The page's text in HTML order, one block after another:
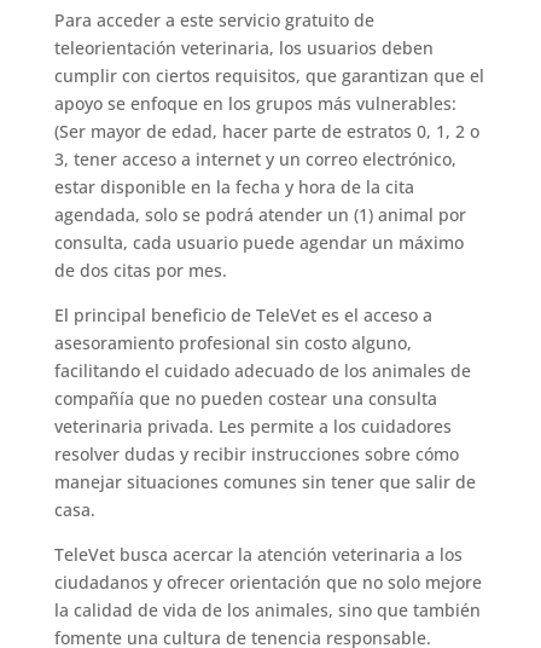
Para acceder a este servicio gratuito de
teleorientación veterinaria, los usuarios deben
cumplir con ciertos requisitos, que garantizan que el
apoyo se enfoque en los grupos más vulnerables:
(Ser mayor de edad, hacer parte de estratos 0, 1, 2 o
3, tener acceso a internet y un correo electrónico,
estar disponible en la fecha y hora de la cita
agendada, solo se podrá atender un (1) animal por
consulta, cada usuario puede agendar un máximo
de dos citas por mes.
El principal beneficio de TeleVet es el acceso a
asesoramiento profesional sin costo alguno,
facilitando el cuidado adecuado de los animales de
compañía que no pueden costear una consulta
veterinaria privada. Les permite a los cuidadores
resolver dudas y recibir instrucciones sobre cómo
manejar situaciones comunes sin tener que salir de
casa.
TeleVet busca acercar la atención veterinaria a los
ciudadanos y ofrecer orientación que no solo mejore
la calidad de vida de los animales, sino que también
fomente una cultura de tenencia responsable.